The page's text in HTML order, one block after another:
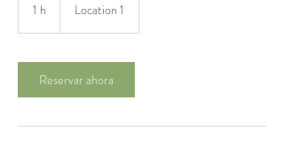
1 h Location 1
Reservar ahora